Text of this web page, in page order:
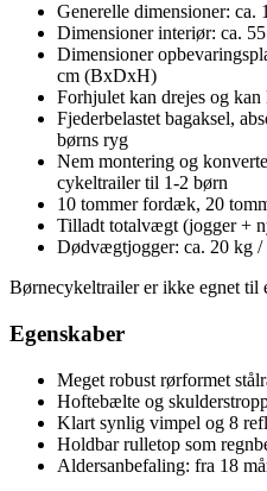
Generelle dimensioner:
Dimensioner interiør: ca.
Dimensioner
cm (BxDxH)
Forhjulet kan drejes og kan
Fjederbelastet bagaksel,
børns ryg
Nem montering og
cykeltrailer til 1-2 børn
10 tommer fordæk, 20
Tilladt totalvægt (jogger +
Dødvægtjogger: ca. 20 kg /
Børnecykeltrailer er ikke egnet til
Egenskaber
Meget robust rørformet
Hoftebælte og
Klart synlig vimpel og 8
Holdbar rulletop som
Aldersanbefaling: fra 18